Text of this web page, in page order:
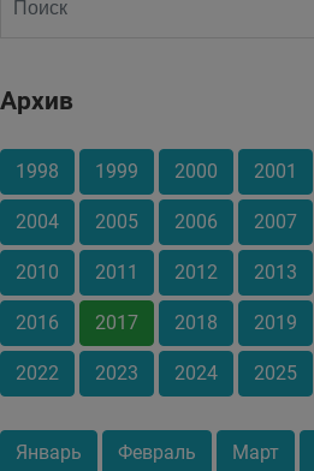
Архив
1998 1999 2000 2001
2004 2005 2006 2007
2010 2011 2012 2013
2016 2017 2018 2019
2022 2023 2024 2025
Январь Февраль Март